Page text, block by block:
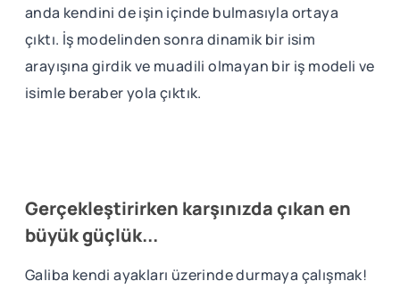
anda kendini de işin içinde bulmasıyla ortaya
çıktı. İş modelinden sonra dinamik bir isim
arayışına girdik ve muadili olmayan bir iş modeli ve
isimle beraber yola çıktık.
Gerçekleştirirken karşınızda çıkan en
büyük güçlük...
Galiba kendi ayakları üzerinde durmaya çalışmak!